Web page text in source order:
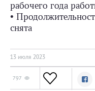
рабочего года
•
снята
13 июля 2023
797